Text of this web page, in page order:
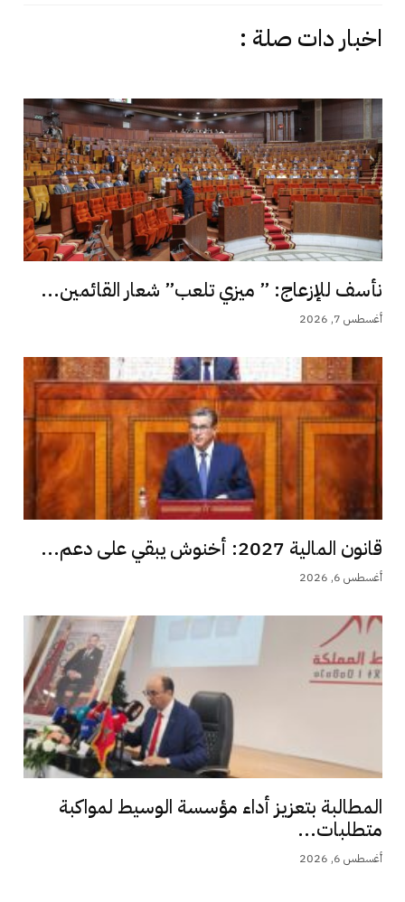
اخبار دات صلة :
نأسف للإزعاج: ” ميزي تلعب” شعار القائمين...
أغسطس 7, 2026
قانون المالية 2027: أخنوش يبقي على دعم...
أغسطس 6, 2026
المطالبة بتعزيز أداء مؤسسة الوسيط لمواكبة
متطلبات...
أغسطس 6, 2026